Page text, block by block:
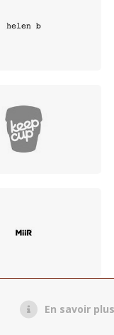
En savoir